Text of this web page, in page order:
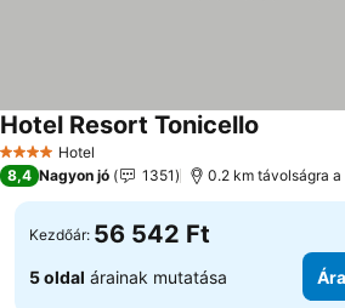
4 KategóriaHotel
Hotel Resort Tonicello
8,4 Nagyon jó 1351 0.2 km távolságra a
Kezdőár: 56 542 Ft
5 oldal árainak mutatása